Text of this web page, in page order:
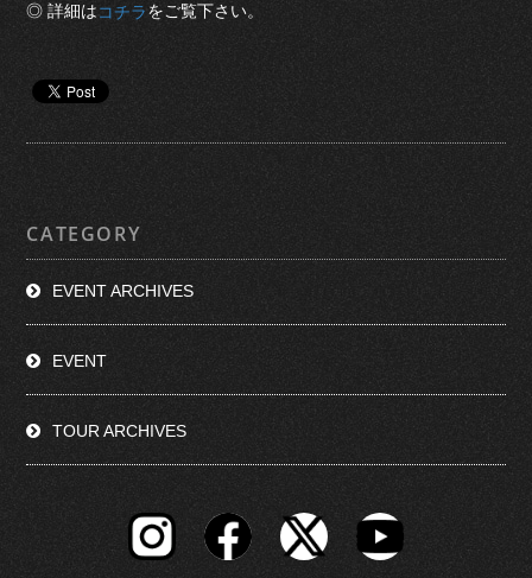
◎ 詳細はコチラをご覧下さい。
CATEGORY
EVENT ARCHIVES
EVENT
TOUR ARCHIVES